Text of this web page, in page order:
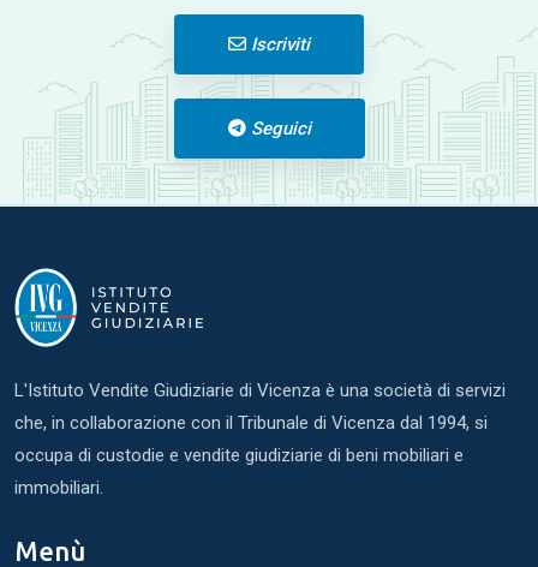
Iscriviti
Seguici
L'Istituto Vendite Giudiziarie di Vicenza è una società di servizi
che, in collaborazione con il Tribunale di Vicenza dal 1994, si
occupa di custodie e vendite giudiziarie di beni mobiliari e
immobiliari.
Menù